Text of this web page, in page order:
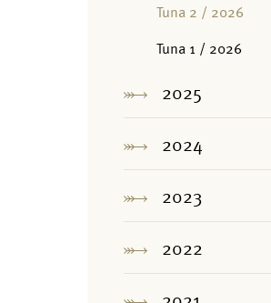
Tuna 2 / 2026
Tuna 1 / 2026
2025
2024
2023
2022